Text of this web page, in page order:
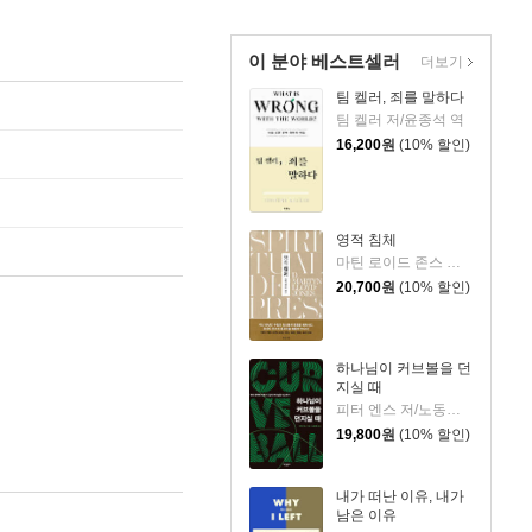
이 분야 베스트셀러
팀 켈러, 죄를 말하다
팀 켈러 저/윤종석 역
16,200원 (10% 할인)
영적 침체
마틴 로이드 존스 저/정상윤 역
20,700원 (10% 할인)
하나님이 커브볼을 던
지실 때
피터 엔스 저/노동래 역
19,800원 (10% 할인)
내가 떠난 이유, 내가
남은 이유
더보기